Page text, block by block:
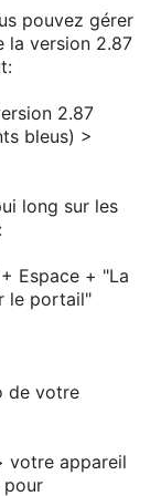
pouvez gérer
la version 2.87
2.87
bleus) >
long sur les
:
Espace + "La
le portail"
de votre
votre appareil
pour